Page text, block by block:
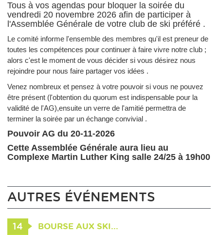
Tous à vos agendas pour bloquer la soirée du
vendredi 20 novembre 2026 afin de participer à
l'Assemblée Générale de votre club de ski préféré .
Le comité informe l'ensemble des membres qu'il est preneur de
toutes les compétences pour continuer à faire vivre notre club ;
alors c'est le moment de vous décider si vous désirez nous
rejoindre pour nous faire partager vos idées .
Venez nombreux et pensez à votre pouvoir si vous ne pouvez
être présent (l'obtention du quorum est indispensable pour la
validité de l'AG),ensuite un verre de l'amitié permettra de
terminer la soirée par un échange convivial .
Pouvoir AG du 20-11-2026
Cette Assemblée Générale aura lieu au
Complexe Martin Luther King salle 24/25 à 19h00
AUTRES ÉVÉNEMENTS
14 BOURSE AUX SKI...